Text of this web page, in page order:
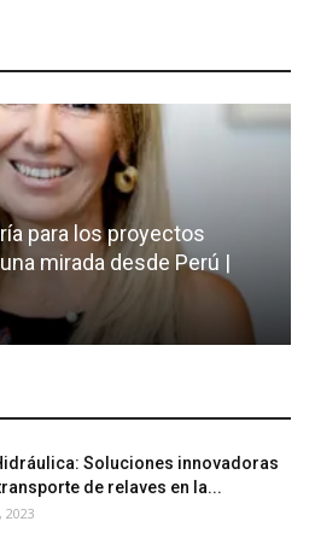
para los proyectos
mirada desde Perú |
Soluciones innovadoras
de relaves en la...
2023